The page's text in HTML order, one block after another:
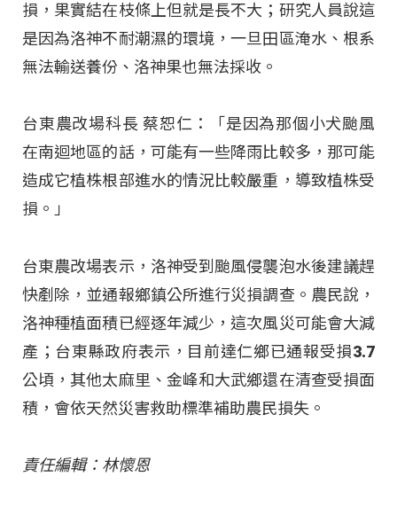
損，果實結在枝條上但就是長不大；研究人員說這
是因為洛神不耐潮濕的環境，一旦田區淹水、根系
無法輸送養份、洛神果也無法採收。
台東農改場科長 蔡恕仁：「是因為那個小犬颱風
在南迴地區的話，可能有一些降雨比較多，那可能
造成它植株根部進水的情況比較嚴重，導致植株受
損。」
台東農改場表示，洛神受到颱風侵襲泡水後建議趕
快剷除，並通報鄉鎮公所進行災損調查。農民說，
洛神種植面積已經逐年減少，這次風災可能會大減
產；台東縣政府表示，目前達仁鄉已通報受損3.7
公頃，其他太麻里、金峰和大武鄉還在清查受損面
積，會依天然災害救助標準補助農民損失。
責任編輯：林懷恩